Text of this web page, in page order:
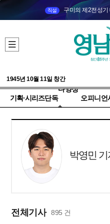
직설 구미의 제2전성기
1945년 10월 11일 창간
기획·시리즈단독
다양성
+
오피니언
박영민 기
전체기사 895 건